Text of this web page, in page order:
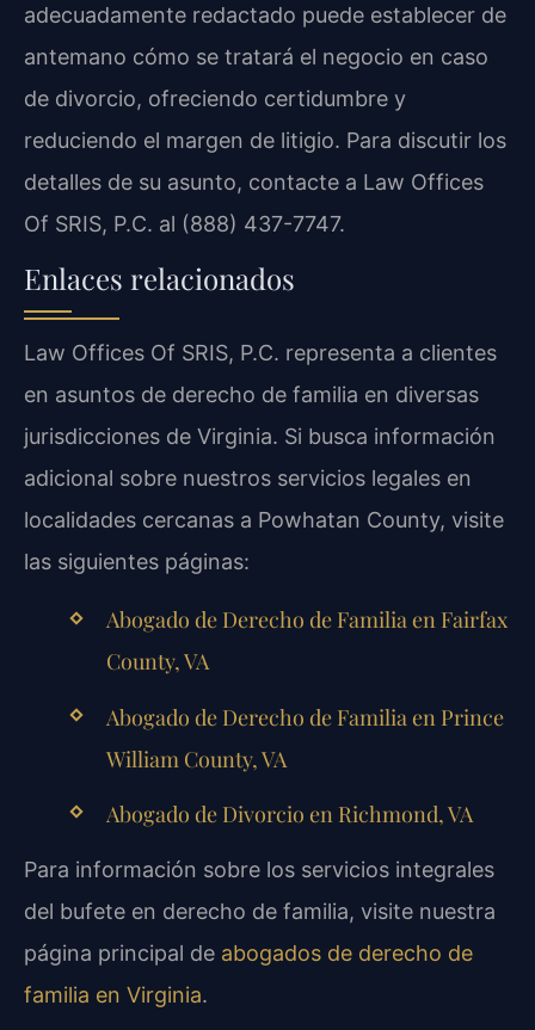
adecuadamente redactado puede establecer de
antemano cómo se tratará el negocio en caso
de divorcio, ofreciendo certidumbre y
reduciendo el margen de litigio. Para discutir los
detalles de su asunto, contacte a Law Offices
Of SRIS, P.C. al (888) 437-7747.
Enlaces relacionados
Law Offices Of SRIS, P.C. representa a clientes
en asuntos de derecho de familia en diversas
jurisdicciones de Virginia. Si busca información
adicional sobre nuestros servicios legales en
localidades cercanas a Powhatan County, visite
las siguientes páginas:
Abogado de Derecho de Familia en Fairfax
County, VA
Abogado de Derecho de Familia en Prince
William County, VA
Abogado de Divorcio en Richmond, VA
Para información sobre los servicios integrales
del bufete en derecho de familia, visite nuestra
página principal de abogados de derecho de
familia en Virginia.